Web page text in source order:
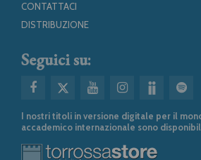
CONTATTACI
DISTRIBUZIONE
Seguici su:
I nostri titoli in versione digitale per il
accademico internazionale sono